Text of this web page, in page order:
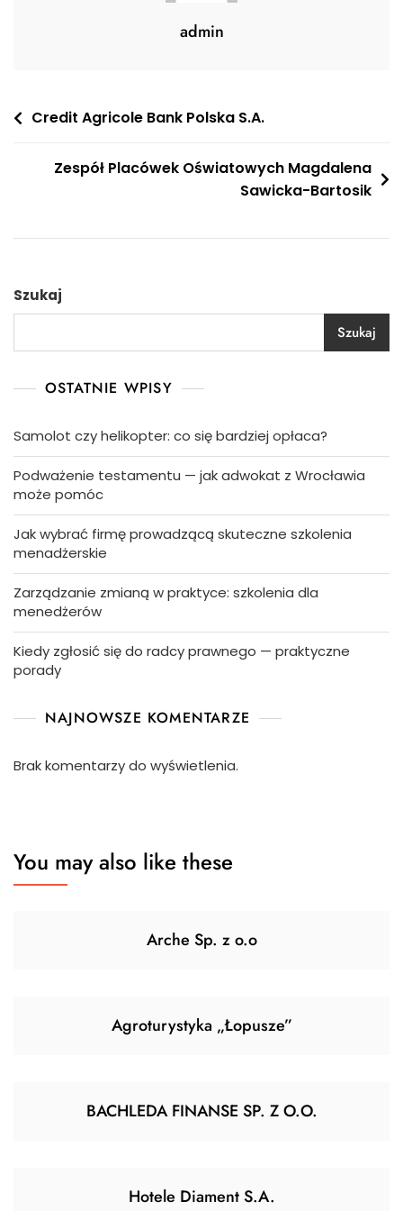
admin
Nawigacja
Credit Agricole Bank Polska S.A.
Zespół Placówek Oświatowych Magdalena
Sawicka-Bartosik
Szukaj
Szukaj
OSTATNIE WPISY
Samolot czy helikopter: co się bardziej opłaca?
Podważenie testamentu — jak adwokat z Wrocławia
może pomóc
Jak wybrać firmę prowadzącą skuteczne szkolenia
menadżerskie
Zarządzanie zmianą w praktyce: szkolenia dla
menedżerów
Kiedy zgłosić się do radcy prawnego — praktyczne
porady
NAJNOWSZE KOMENTARZE
Brak komentarzy do wyświetlenia.
You may also like these
Arche Sp. z o.o
Agroturystyka „Łopusze”
BACHLEDA FINANSE SP. Z O.O.
Hotele Diament S.A.